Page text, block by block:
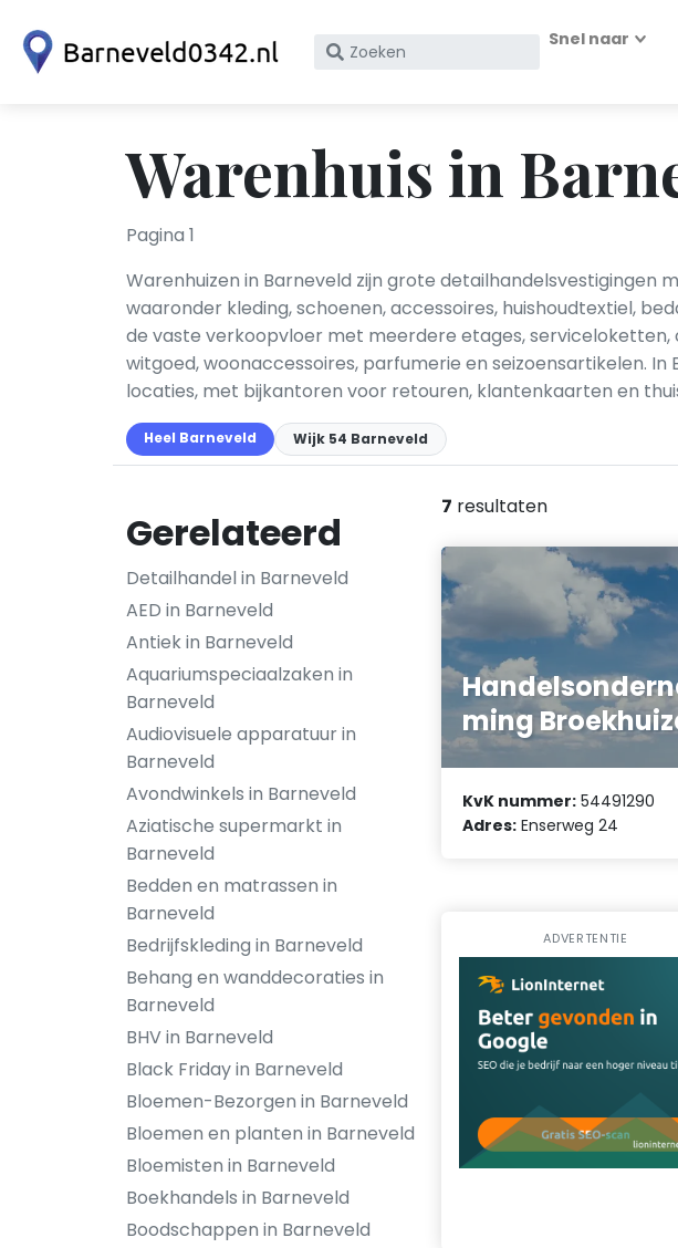
Zoek
KvK
nummer
Snel naar
Warenhuis in
Pagina 1
Warenhuizen in Barneveld zijn grote
waaronder kleding, schoenen, accessoires, huishoudtextiel,
de vaste verkoopvloer met meerdere etages,
witgoed, woonaccessoires, parfumerie en seizoensartikelen.
locaties, met bijkantoren voor retouren, klantenkaarten en
Heel Barneveld Wijk 54 Barneveld
Gerelateerd
Detailhandel in Barneveld
AED in Barneveld
Antiek in Barneveld
Aquariumspeciaalzaken in
Barneveld
Audiovisuele apparatuur in
Barneveld
Avondwinkels in Barneveld
Aziatische supermarkt in
Barneveld
Bedden en matrassen in
Barneveld
Bedrijfskleding in Barneveld
Behang en wanddecoraties in
Barneveld
BHV in Barneveld
Black Friday in Barneveld
Bloemen-Bezorgen in Barneveld
Bloemen en planten in Barneveld
Bloemisten in Barneveld
Boekhandels in Barneveld
Boodschappen in Barneveld
7 resultaten
ming
KvK nummer: 54491290
Adres: Enserweg 24
ADVERTENTIE